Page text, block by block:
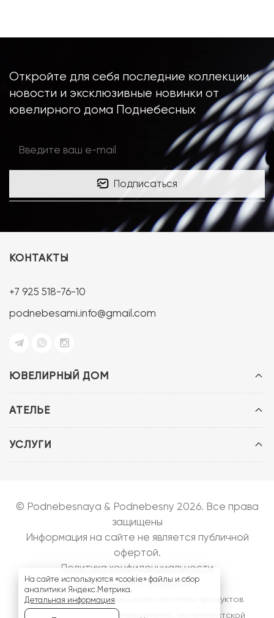
Откройте для себя последние коллекции,
новости и эксклюзивные новинки от
ювелирного дома Поднебесных
Подписаться
ЮВЕЛИРНЫЙ ДОМ
АТЕЛЬЕ
УСЛУГИ
КОНТАКТЫ
+7 925 518-76-10
podnebesami.info@gmail.com
© Podnebesnaya & Podnebesny 2026. Все права
защищены
Информация на сайте не является публичной
офертой.
Политика конфиденциальности
Запуск сайта:bazarow.ru
На сайте могут встречаться логотипы продуктов
- запрещенной, экстремистской
На сайте используются «cookie» файлы и сбор
аналитики Яндекс.Метрика.
Детальная информация